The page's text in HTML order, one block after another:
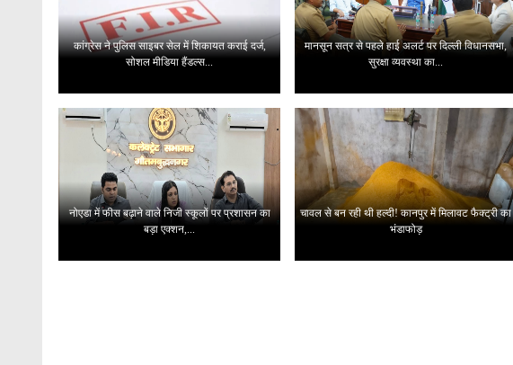
कांग्रेस ने पुलिस साइबर सेल में शिकायत कराई दर्ज,
सोशल मीडिया हैंडल्स...
मानसून सत्र से पहले हाई अलर्ट पर दिल्ली विधानसभा,
सुरक्षा व्यवस्था का...
नोएडा में फीस बढ़ाने वाले निजी स्कूलों पर प्रशासन का
बड़ा एक्शन,...
चावल से बन रही थी हल्दी! कानपुर में मिलावट फैक्ट्री का
भंडाफोड़